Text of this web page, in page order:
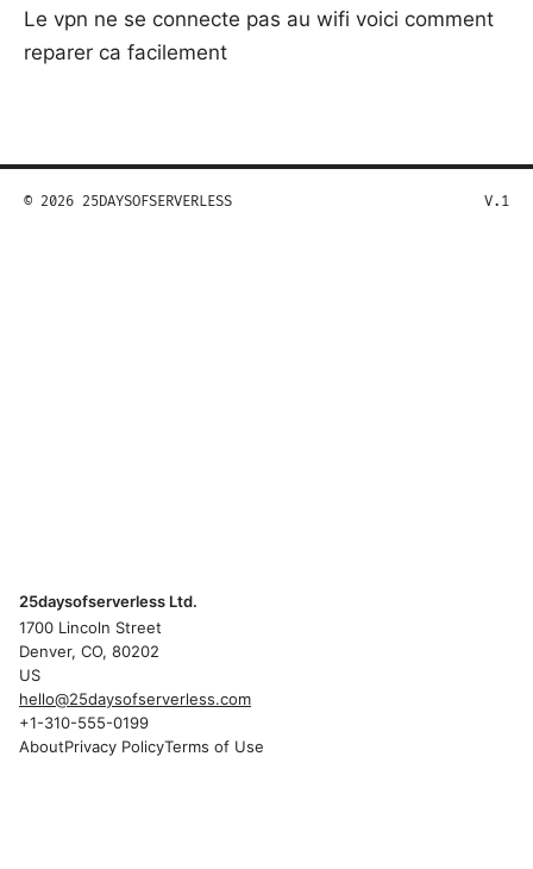
Le vpn ne se connecte pas au wifi voici comment
reparer ca facilement
© 2026 25DAYSOFSERVERLESS V.1
25daysofserverless Ltd.
1700 Lincoln Street
Denver, CO, 80202
US
hello@25daysofserverless.com
+1-310-555-0199
AboutPrivacy PolicyTerms of Use